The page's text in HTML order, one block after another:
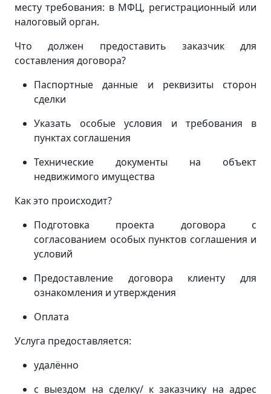
месту требования: в МФЦ, регистрационный или
налоговый орган.
Что должен предоставить заказчик для
составления договора?
Паспортные данные и реквизиты сторон
сделки
Указать особые условия и требования в
пунктах соглашения
Технические документы на объект
недвижимого имущества
Как это происходит?
Подготовка проекта договора с
согласованием особых пунктов соглашения и
условий
Предоставление договора клиенту для
ознакомления и утверждения
Оплата
Услуга предоставляется:
удалённо
с выездом на сделку/ к заказчику на адрес